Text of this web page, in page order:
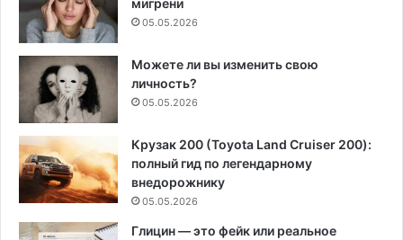
мигрени
05.05.2026
Можете ли вы изменить свою
личность?
05.05.2026
Крузак 200 (Toyota Land Cruiser 200):
полный гид по легендарному
внедорожнику
05.05.2026
Глицин — это фейк или реальное